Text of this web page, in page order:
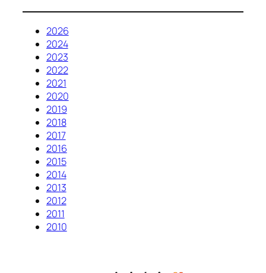
2026
2024
2023
2022
2021
2020
2019
2018
2017
2016
2015
2014
2013
2012
2011
2010